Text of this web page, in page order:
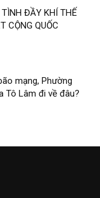
ĐẦY KHÍ THẾ
CỘNG QUỐC
mạng, Phường
Tô Lâm đi về đâu?